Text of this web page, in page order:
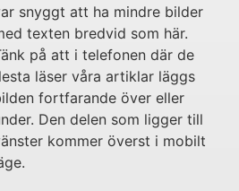
snyggt att ha mindre bilder
texten bredvid som här.
på att i telefonen där de
läser våra artiklar läggs
fortfarande över eller
Den delen som ligger till
kommer överst i mobilt